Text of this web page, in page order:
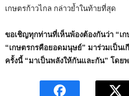
เกษตรก้าวไกล กล่าวย้ำในท้ายที่สุด
ขอเชิญทุกท่านที่เห็นพ้องต้องกันว่า “เ
“เกษตรกรคือยอดมนุษย์” มาร่วมเป็นเ
ครั้งนี้ “มาเป็นพลังให้กันและกัน” โดย